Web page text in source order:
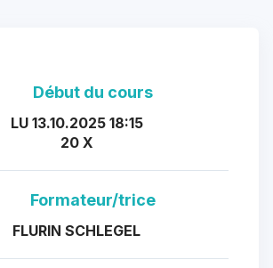
Début du cours
LU 13.10.2025 18:15
20 X
Formateur/trice
FLURIN SCHLEGEL